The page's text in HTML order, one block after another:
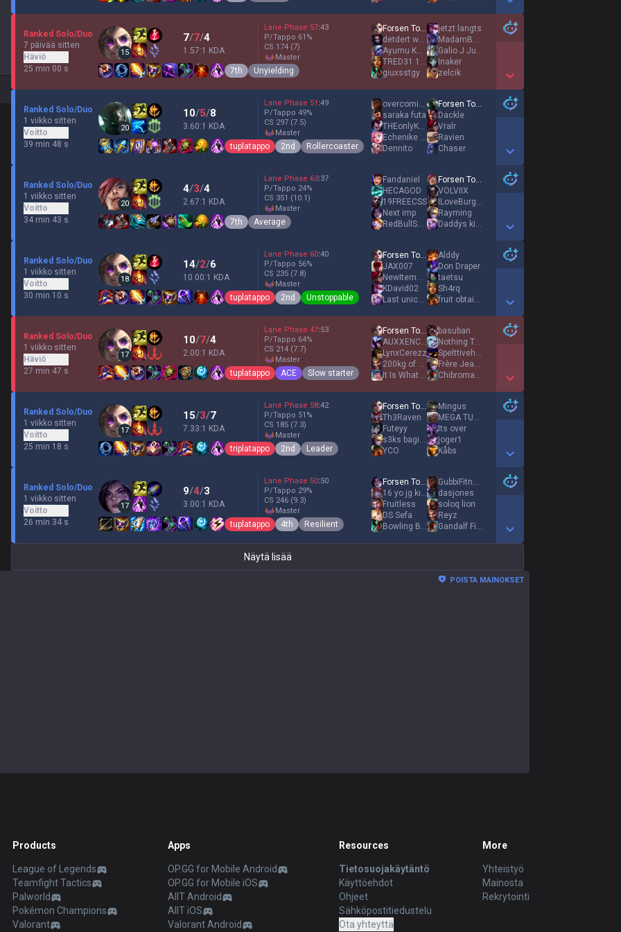
Show More Detail Games
Ranked Solo/Duo
7 päivää sitten
Häviö
25 min 00 s
15
7/7/4
1.57:1 KDA
Lane Phase 57:43
P/Tappo 61 %
CS 174 (7)
master
7th Unyielding
Forsen Top Acc
detdert wolf acc
Ayumu Kasuga
TRED31 144A
giuxsstgy
jetzt langts
MadamBelveth
Galio J Justice
Inaker
zelcik
Show More Detail Games
Ranked Solo/Duo
1 viikko sitten
Voitto
39 min 48 s
20
10/5/8
3.60:1 KDA
Lane Phase 51 :49
P/Tappo 49%
CS 297 (7.5)
master
tuplatappo 2nd Rollercoaster
overcoming fears
saraka futa
THEonlyKAAN
Echenike FanBoy
Dennito
Forsen Top Acc
Dackle
Vralr
Ravien
Chaser
Show More Detail Games
Ranked Solo/Duo
1 viikko sitten
Voitto
34 min 43 s
20
4/3/4
2.67:1 KDA
Lane Phase 63:37
P/Tappo 24%
CS 351 (10.1)
master
7th Average
Fandaniel
HECAGOD
19FREECSS
Next imp
RedBullSugarFree
Forsen Top Acc
VOLVIIX
ILoveBurgerFlip
Rayming
Daddys kitten
Show More Detail Games
Ranked Solo/Duo
1 viikko sitten
Voitto
30 min 10 s
18
14/2/6
10.00:1 KDA
Lane Phase 60:40
P/Tappo 56%
CS 235 (7.8)
master
tuplatappo 2nd Unstoppable
Forsen Top Acc
JAX007
NewItemBladeGun
KDavid02
Last unicorn
Alddy
Don Draper
taetsu
Sh4rq
fruit obtainer
Show More Detail Games
Ranked Solo/Duo
1 viikko sitten
Häviö
27 min 47 s
17
10/7/4
2.00:1 KDA
Lane Phase 47:53
P/Tappo 64%
CS 214 (7.7)
master
tuplatappo ACE Slow starter
Forsen Top Acc
AUXXENCE CHALLXD
LynxCerezz
200kg of cute
It Is What It Is
basuban
Nothing To Lose
Spelttivehnä
Frère Jean Low
Chibromasoeur
Show More Detail Games
Ranked Solo/Duo
1 viikko sitten
Voitto
25 min 18 s
17
15/3/7
7.33:1 KDA
Lane Phase 58:42
P/Tappo 51 %
CS 185 (7.3)
master
triplatappo 2nd Leader
Forsen Top Acc
Th3Raven
Futeyy
s3ks bagimlisi
YCO
Mingus
MEGA TURK
Its over
joger1
Kåbs
Show More Detail Games
Ranked Solo/Duo
1 viikko sitten
Voitto
26 min 34 s
17
9/4/3
3.00:1 KDA
Lane Phase 50:50
P/Tappo 29%
CS 246 (9.3)
master
tuplatappo 4th Resilient
Forsen Top Acc
16 yo jg kıng
Fruitless
DS Sefa
Bowling Billy
GubbiFitness
dasjones
soloq lion
Reyz
Gandalf Fiddler
Show More Detail Games
Näytä lisää
POISTA MAINOKSET
Products
League of Legends
Teamfight Tactics
Palworld
Pokémon Champions
Valorant
Apps
OP.GG for Mobile Android
OP.GG for Mobile iOS
AllT Android
AllT iOS
Valorant Android
Resources
Tietosuojakäytäntö
Käyttöehdot
Ohjeet
Sähköpostitiedustelu
Ota yhteyttä
More
Yhteistyö
Mainosta
Rekrytointi